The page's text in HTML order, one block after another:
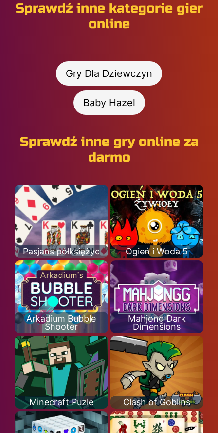
Sprawdź inne kategorie gier
online
Gry Dla Dziewczyn
Baby Hazel
Sprawdź inne gry online za
darmo
Pasjans półksiężyc Ogień i Woda 5
Arkadium Bubble
Shooter
Mahjong Dark
Dimensions
Minecraft Puzle Clash of Goblins